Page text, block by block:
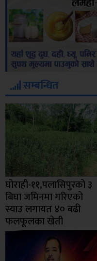
सम्बन्धित
घोराही-११,पलासिपुरको ३
बिघा जमिनमा गरिएको
स्याउ लगायत ४० बढी
फलफूलका खेती